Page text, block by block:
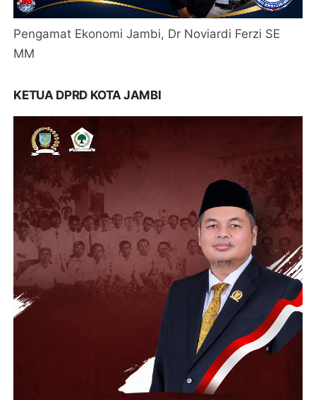
Pengamat Ekonomi Jambi, Dr Noviardi Ferzi SE
MM
KETUA DPRD KOTA JAMBI